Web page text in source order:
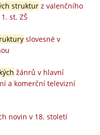
strukturz valenčního
st. ZŠ
slovesné v
žánrů v hlavní
a komerční televizní
novin v 18. století